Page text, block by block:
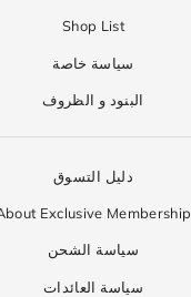
Shop List
سياسة خاصة
البنود و الظروف
دليل التسوق
Exclusive Membership
سياسة الشحن
سياسة العائدات